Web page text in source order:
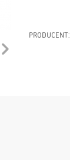
PRODUCENT: